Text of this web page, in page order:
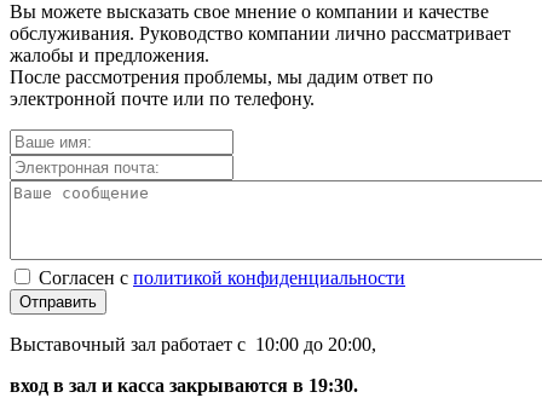
Вы можете высказать свое мнение о компании и качестве
обслуживания. Руководство компании лично рассматривает
жалобы и предложения.
После рассмотрения проблемы, мы дадим ответ по
электронной почте или по телефону.
Согласен с политикой конфиденциальности
Отправить
Выставочный зал работает с 10:00 до 20:00,
вход в зал и касса закрываются в 19:30.